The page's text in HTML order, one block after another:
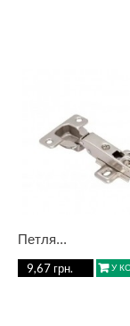
Петля...
9,67 грн. У